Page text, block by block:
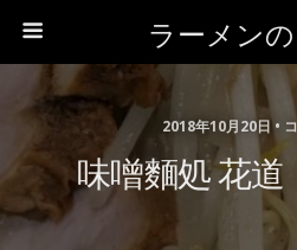
ラーメン
2018年10月20日 •
味噌麵処 花道